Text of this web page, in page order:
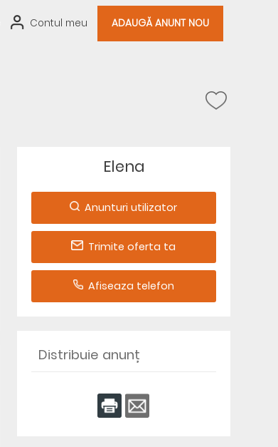
Contul meu ADAUGĂ ANUNT NOU
Elena
Anunturi utilizator
Trimite oferta ta
Afiseaza telefon
Distribuie anunț